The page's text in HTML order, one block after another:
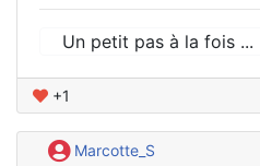
Un petit pas à la fois ...
+1
Marcotte_S